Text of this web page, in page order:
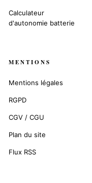
Calculateur
d'autonomie batterie
MENTIONS
Mentions légales
RGPD
CGV / CGU
Plan du site
Flux RSS